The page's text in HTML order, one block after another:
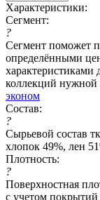
Характеристики:
Сегмент:
?
Сегмент поможет
определёнными
характеристиками
коллекций нужной
эконом
Состав:
?
Сырьевой состав
хлопок 49%, лен
Плотность:
?
Поверхностная
с учетом